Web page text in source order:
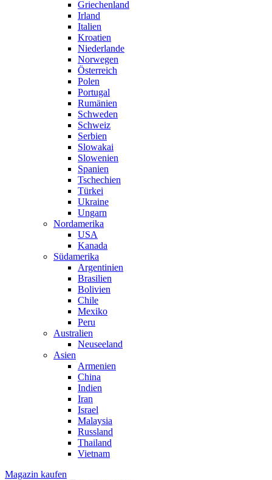
Griechenland
Irland
Italien
Kroatien
Niederlande
Norwegen
Österreich
Polen
Portugal
Rumänien
Schweden
Schweiz
Serbien
Slowakai
Slowenien
Spanien
Tschechien
Türkei
Ukraine
Ungarn
Nordamerika
USA
Kanada
Südamerika
Argentinien
Brasilien
Bolivien
Chile
Mexiko
Peru
Australien
Neuseeland
Asien
Armenien
China
Indien
Iran
Israel
Malaysia
Russland
Thailand
Vietnam
Magazin kaufen